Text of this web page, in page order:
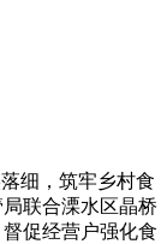
细，筑牢乡村食
联合溧水区晶桥
促经营户强化食